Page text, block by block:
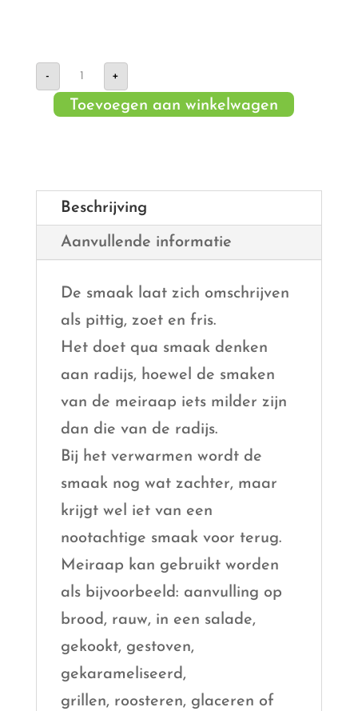
-
Meiraap
aantal
+
Toevoegen aan winkelwagen
Beschrijving
Aanvullende informatie
De smaak laat zich omschrijven
als pittig, zoet en fris.
Het doet qua smaak denken
aan radijs, hoewel de smaken
van de meiraap iets milder zijn
dan die van de radijs.
Bij het verwarmen wordt de
smaak nog wat zachter, maar
krijgt wel iet van een
nootachtige smaak voor terug.
Meiraap kan gebruikt worden
als bijvoorbeeld: aanvulling op
brood, rauw, in een salade,
gekookt, gestoven,
gekarameliseerd,
grillen, roosteren, glaceren of